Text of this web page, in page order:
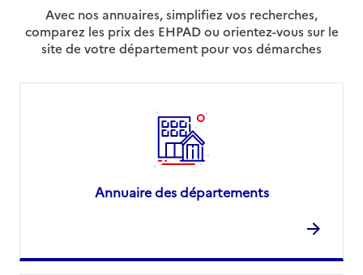
Avec nos annuaires, simplifiez vos recherches,
comparez les prix des EHPAD ou orientez-vous sur le
site de votre département pour vos démarches
Annuaire des départements